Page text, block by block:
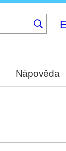
Nápověda